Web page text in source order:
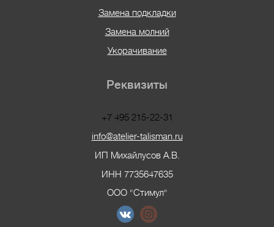
Замена подкладки
Замена молний
Укорачивание
Реквизиты
+7 495 215-22-31
info@atelier-talisman.ru
ИП Михайлусов А.В.
ИНН 7735647635
ООО "Стимул"